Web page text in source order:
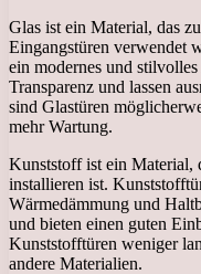
Glas ist ein Material, das
Eingangstüren verwendet
ein modernes und
Transparenz und lassen
sind Glastüren
mehr Wartung.
Kunststoff ist ein Material,
installieren ist.
Wärmedämmung und
und bieten einen guten
Kunststofftüren weniger
andere Materialien.